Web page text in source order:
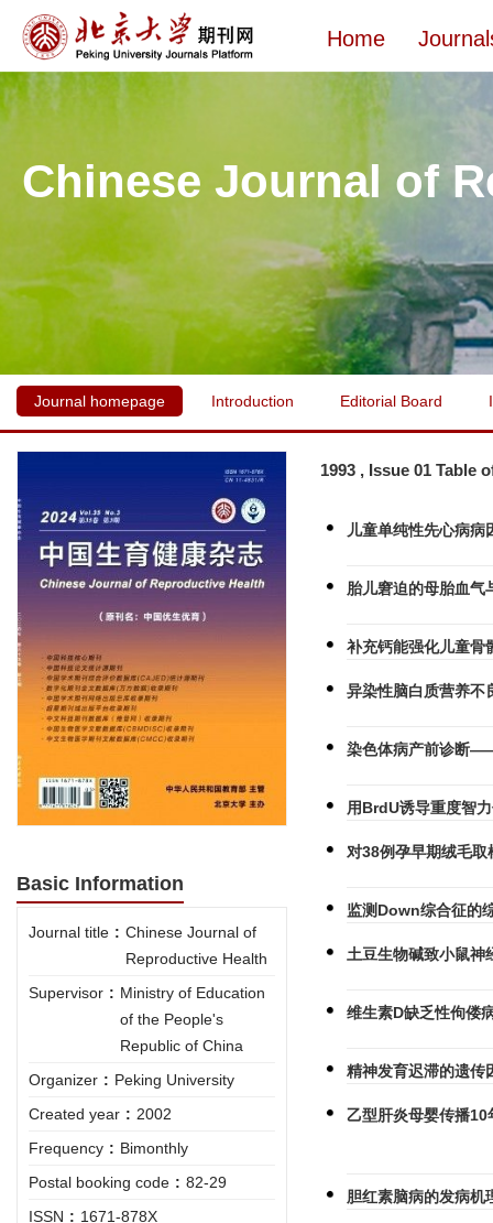
Home
Chinese Journal of
Journal homepage Introduction Editorial Board
Basic Information
Journal title : Chinese Journal of
Reproductive Health
Supervisor : Ministry of Education
of the People's
Republic of China
Organizer : Peking University
Created year : 2002
Frequency : Bimonthly
Postal booking code : 82-29
ISSN : 1671-878X
1993 , Issue 01 Table
儿童单纯性先心病
胎儿窘迫的母胎血气
补充钙能强化儿童骨
异染性脑白质营养不
染色体病产前诊断
用BrdU诱导重度智
对38例孕早期绒毛
监测Down综合征的
土豆生物碱致小鼠神
维生素D缺乏性佝偻
精神发育迟滞的遗传
乙型肝炎母婴传播10
胆红素脑病的发病机